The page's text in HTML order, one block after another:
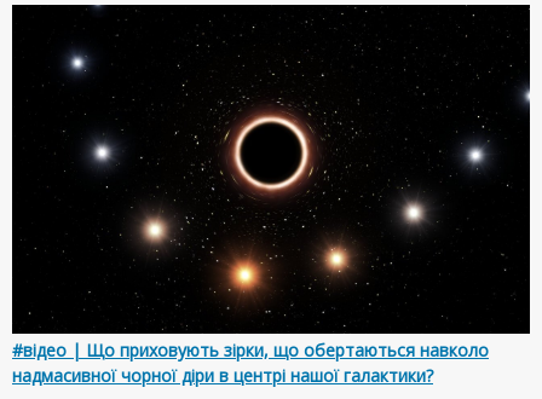
#відео | Що приховують зірки, що обертаються навколо
надмасивної чорної діри в центрі нашої галактики?